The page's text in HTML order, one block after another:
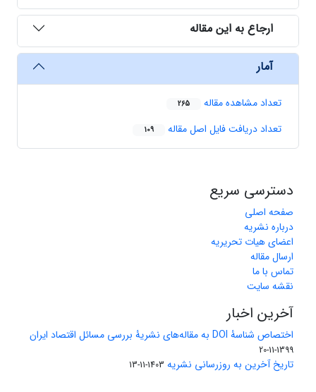
ارجاع به این مقاله
آمار
تعداد مشاهده مقاله 265
تعداد دریافت فایل اصل مقاله 109
دسترسی سریع
صفحه اصلی
درباره نشریه
اعضای هیات تحریریه
ارسال مقاله
تماس با ما
نقشه سایت
آخرین اخبار
اختصاص شناسۀ DOI به مقاله‌های نشریۀ بررسی مسائل اقتصاد ایران
1399-11-20
تاریخ آخرین به روزرسانی نشریه 1403-11-13